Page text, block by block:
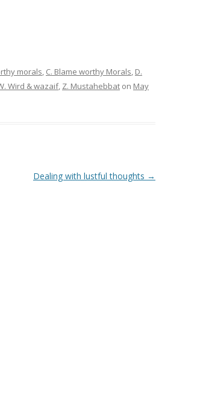
morals, C. Blame worthy Morals, D.
Wird & wazaif, Z. Mustahebbat on May
Dealing with lustful thoughts →